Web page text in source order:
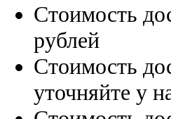
Стоимость
рублей
Стоимость
уточняйте у